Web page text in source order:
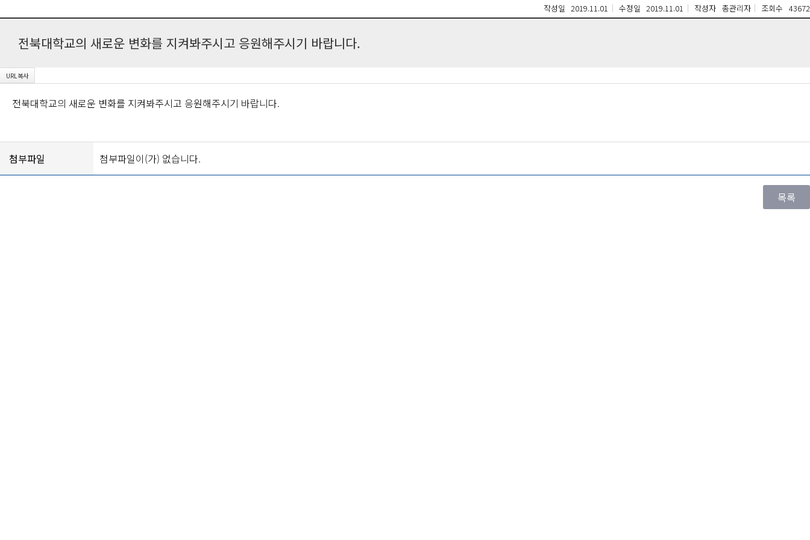
작성일 2019.11.01 수정일 2019.11.01 작성자 총관리자 조회수 43672
전북대학교의 새로운 변화를 지켜봐주시고 응원해주시기 바랍니다.
전북대학교의 새로운 변화를 지켜봐주시고 응원해주시기 바랍니다.
첨부파일 첨부파일이(가) 없습니다.